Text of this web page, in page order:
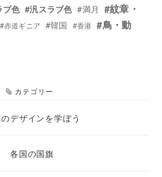
ブ色 #汎スラブ色 #満月
#紋章・
#赤道ギニア #韓国 #香港 #鳥・動
カテゴリー
デザインを学ぼう
各国の国旗